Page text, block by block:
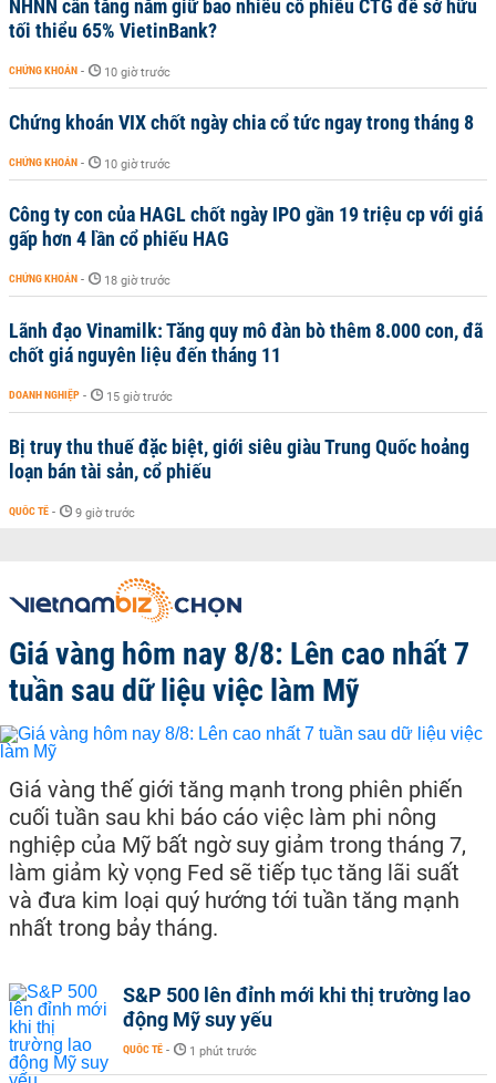
NHNN cần tăng nắm giữ bao nhiêu cổ phiếu CTG để sở hữu
tối thiểu 65% VietinBank?
CHỨNG KHOÁN - 10 giờ trước
Chứng khoán VIX chốt ngày chia cổ tức ngay trong tháng 8
CHỨNG KHOÁN - 10 giờ trước
Công ty con của HAGL chốt ngày IPO gần 19 triệu cp với giá
gấp hơn 4 lần cổ phiếu HAG
CHỨNG KHOÁN - 18 giờ trước
Lãnh đạo Vinamilk: Tăng quy mô đàn bò thêm 8.000 con, đã
chốt giá nguyên liệu đến tháng 11
DOANH NGHIỆP - 15 giờ trước
Bị truy thu thuế đặc biệt, giới siêu giàu Trung Quốc hoảng
loạn bán tài sản, cổ phiếu
QUỐC TẾ - 9 giờ trước
Giá vàng hôm nay 8/8: Lên cao nhất 7
tuần sau dữ liệu việc làm Mỹ
Giá vàng thế giới tăng mạnh trong phiên phiến
cuối tuần sau khi báo cáo việc làm phi nông
nghiệp của Mỹ bất ngờ suy giảm trong tháng 7,
làm giảm kỳ vọng Fed sẽ tiếp tục tăng lãi suất
và đưa kim loại quý hướng tới tuần tăng mạnh
nhất trong bảy tháng.
S&P 500 lên đỉnh mới khi thị trường lao
động Mỹ suy yếu
QUỐC TẾ - 1 phút trước